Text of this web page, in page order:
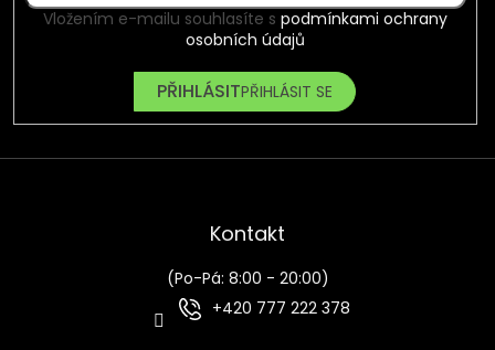
Vložením e-mailu souhlasíte s podmínkami ochrany
osobních údajů
PŘIHLÁSIT SE
Kontakt
(Po-Pá: 8:00 - 20:00)
+420 777 222 378